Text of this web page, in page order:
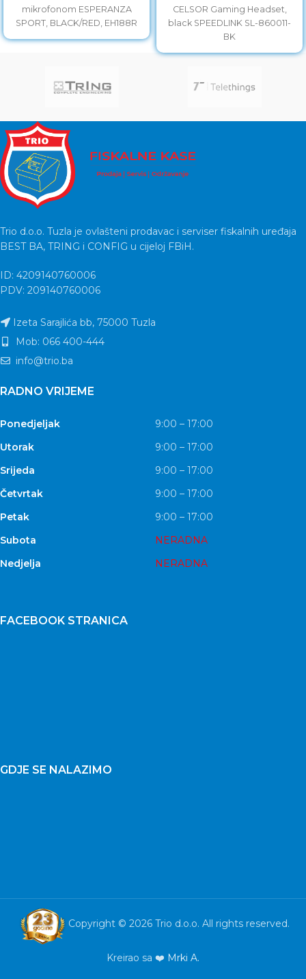
mikrofonom ESPERANZA
SPORT, BLACK/RED, EH188R
CELSOR Gaming Headset,
black SPEEDLINK SL-860011-
BK
Trio d.o.o. Tuzla je ovlašteni prodavac i serviser fiskalnih uređaja
BEST BA, TRING i CONFIG u cijeloj FBiH.
ID: 4209140760006
PDV: 209140760006
Izeta Sarajlića bb, 75000 Tuzla
Mob: 066 400-444
info@trio.ba
RADNO VRIJEME
Ponedjeljak
9:00 – 17:00
Utorak
9:00 – 17:00
Srijeda
9:00 – 17:00
Četvrtak
9:00 – 17:00
Petak
9:00 – 17:00
Subota
NERADNA
Nedjelja
NERADNA
FACEBOOK STRANICA
GDJE SE NALAZIMO
Copyright © 2026 Trio d.o.o. All rights reserved.
Kreirao sa ❤️ Mrki A.